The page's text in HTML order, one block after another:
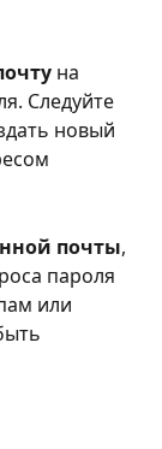
на
Следуйте
новый
почты,
пароля
или